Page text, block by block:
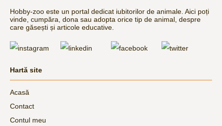
Hobby-zoo este un portal dedicat iubitorilor de animale. Aici poți
vinde, cumpăra, dona sau adopta orice tip de animal, despre
care găsești și articole educative.
Hartă site
Acasă
Contact
Contul meu